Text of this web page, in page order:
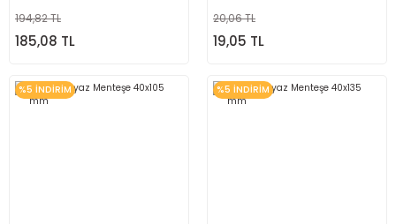
194,82 TL
185,08 TL
20,06 TL
19,05 TL
%5 İNDİRİM %5 İNDİRİM